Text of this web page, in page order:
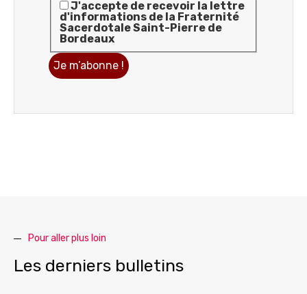
J'accepte de recevoir la lettre
d'informations de la Fraternité
Sacerdotale Saint-Pierre de
Bordeaux
Pour aller plus loin
Les derniers bulletins